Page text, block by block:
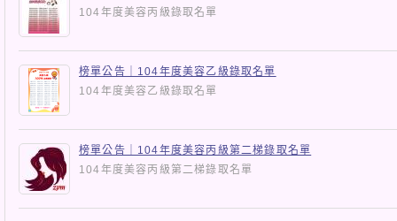
104年度美容丙級錄取名單
榜單公告｜104年度美容乙級錄取名單
104年度美容乙級錄取名單
榜單公告｜104年度美容丙級第二梯錄取名單
104年度美容丙級第二梯錄取名單